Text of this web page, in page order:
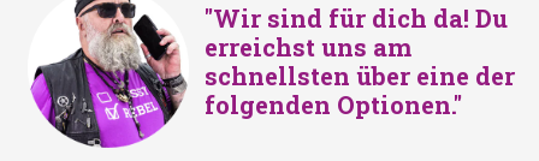
"Wir sind für dich da! Du
erreichst uns am
schnellsten über eine der
folgenden Optionen."